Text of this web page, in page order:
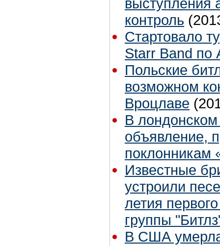
контроль
Стартовало
Starr Band по
Польские
возможном
Вроцлаве
В
объявление,
поклонникам
Известные
устроили
летия
группы
В США